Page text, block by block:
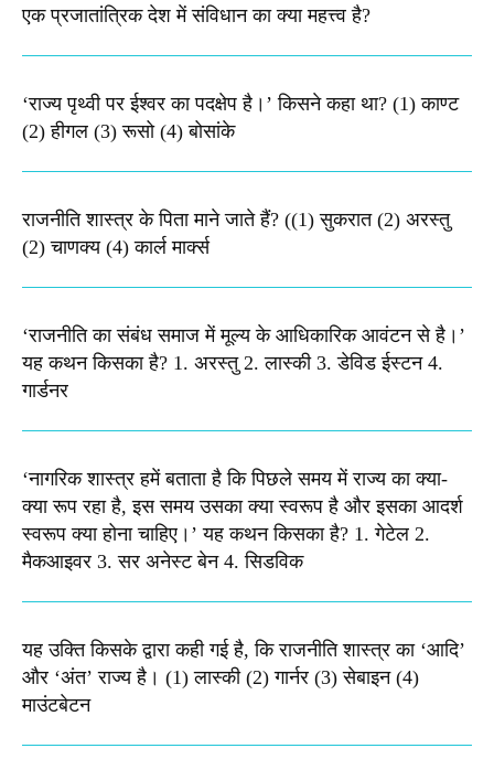
एक प्रजातांत्रिक देश में संविधान का क्या महत्त्व है?
‘राज्य पृथ्वी पर ईश्वर का पदक्षेप है।’ किसने कहा था? (1) काण्ट
(2) हीगल (3) रूसो (4) बोसांके
राजनीति शास्त्र के पिता माने जाते हैं? ((1) सुकरात (2) अरस्तु
(2) चाणक्य (4) कार्ल मार्क्स
‘राजनीति का संबंध समाज में मूल्य के आधिकारिक आवंटन से है।’
यह कथन किसका है? 1. अरस्तु 2. लास्की 3. डेविड ईस्टन 4.
गार्डनर
‘नागरिक शास्त्र हमें बताता है कि पिछले समय में राज्य का क्या-
क्या रूप रहा है, इस समय उसका क्या स्वरूप है और इसका आदर्श
स्वरूप क्या होना चाहिए।’ यह कथन किसका है? 1. गेटेल 2.
मैकआइवर 3. सर अनेस्ट बेन 4. सिडविक
यह उक्ति किसके द्वारा कही गई है, कि राजनीति शास्त्र का ‘आदि’
और ‘अंत’ राज्य है। (1) लास्की (2) गार्नर (3) सेबाइन (4)
माउंटबेटन